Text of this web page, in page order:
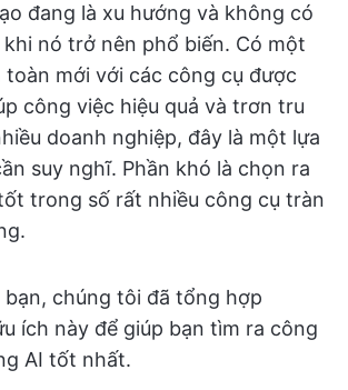
đang là xu hướng và không có
nó trở nên phổ biến. Có một
mới với các công cụ được
công việc hiệu quả và trơn tru
doanh nghiệp, đây là một lựa
suy nghĩ. Phần khó là chọn ra
trong số rất nhiều công cụ tràn
bạn, chúng tôi đã tổng hợp
ích này để giúp bạn tìm ra công
AI tốt nhất.